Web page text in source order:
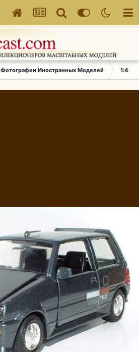
Фотографии Иностранных Моделей 1:43